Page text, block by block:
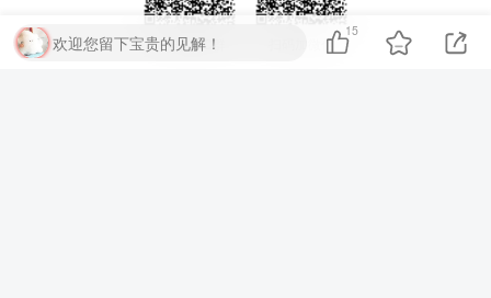
扫码加QQ群 扫码加微信
欢迎您留下宝贵的见解！
15